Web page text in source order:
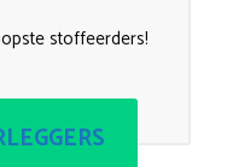
stoffeerders!